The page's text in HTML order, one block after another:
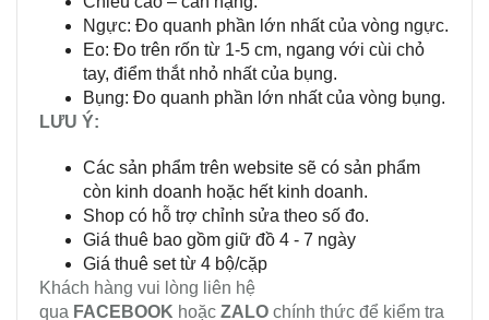
Ngực: Đo quanh phần lớn nhất của vòng ngực.
Eo: Đo trên rốn từ 1-5 cm, ngang với cùi chỏ
tay, điểm thắt nhỏ nhất của bụng.
Bụng: Đo quanh phần lớn nhất của vòng bụng.
LƯU Ý:
Các sản phẩm trên website sẽ có sản phẩm
còn kinh doanh hoặc hết kinh doanh.
Shop có hỗ trợ chỉnh sửa theo số đo.
Giá thuê bao gồm giữ đồ 4 - 7 ngày
Giá thuê set từ 4 bộ/cặp
Khách hàng vui lòng liên hệ
qua FACEBOOK hoặc ZALO chính thức để kiểm tra